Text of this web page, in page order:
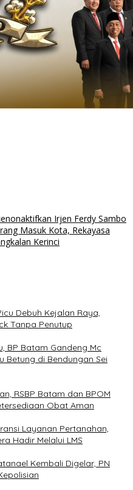
Irjen Ferdy Sambo
Masuk Kota, Rekayasa
Kerinci
Debuh Kejalan Raya,
Tanpa Penutup
BP Batam Gandeng Mc
Betung di Bendungan Sei
RSBP Batam dan BPOM
Obat Aman
Layanan Pertanahan,
Hadir Melalui LMS
Kembali Digelar, PN